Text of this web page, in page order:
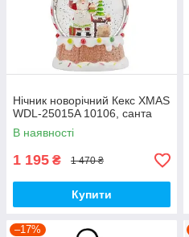
Нічник новорічний Кекс XMAS
WDL-25015A 10106, санта
В наявності
1 195 ₴ 1 470 ₴
Купити
–17%